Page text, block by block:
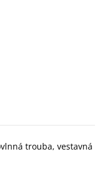
trouba, vestavná